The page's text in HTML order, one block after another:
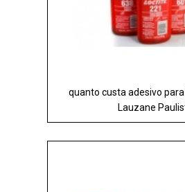
quanto custa adesivo
Lauzane